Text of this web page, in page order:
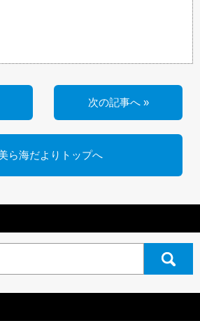
次の記事へ »
ら海だよりトップへ